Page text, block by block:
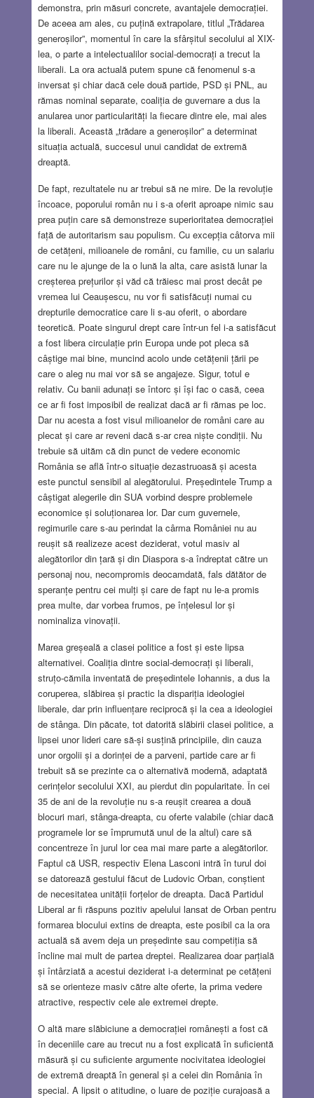
demonstra, prin măsuri concrete, avantajele democrației.
De aceea am ales, cu puțină extrapolare, titlul „Trădarea
generoșilor”, momentul în care la sfârșitul secolului al XIX-
lea, o parte a intelectualilor social-democrați a trecut la
liberali. La ora actuală putem spune că fenomenul s-a
inversat și chiar dacă cele două partide, PSD și PNL, au
rămas nominal separate, coaliția de guvernare a dus la
anularea unor particularități la fiecare dintre ele, mai ales
la liberali. Această „trădare a generoșilor” a determinat
situația actuală, succesul unui candidat de extremă
dreaptă.
De fapt, rezultatele nu ar trebui să ne mire. De la revoluție
încoace, poporului român nu i s-a oferit aproape nimic sau
prea puțin care să demonstreze superioritatea democrației
față de autoritarism sau populism. Cu excepția câtorva mii
de cetățeni, milioanele de români, cu familie, cu un salariu
care nu le ajunge de la o lună la alta, care asistă lunar la
creșterea prețurilor și văd că trăiesc mai prost decât pe
vremea lui Ceaușescu, nu vor fi satisfăcuți numai cu
drepturile democratice care li s-au oferit, o abordare
teoretică. Poate singurul drept care într-un fel i-a satisfăcut
a fost libera circulație prin Europa unde pot pleca să
câștige mai bine, muncind acolo unde cetățenii țării pe
care o aleg nu mai vor să se angajeze. Sigur, totul e
relativ. Cu banii adunați se întorc și își fac o casă, ceea
ce ar fi fost imposibil de realizat dacă ar fi rămas pe loc.
Dar nu acesta a fost visul milioanelor de români care au
plecat și care ar reveni dacă s-ar crea niște condiții. Nu
trebuie să uităm că din punct de vedere economic
România se află într-o situație dezastruoasă și acesta
este punctul sensibil al alegătorului. Președintele Trump a
câștigat alegerile din SUA vorbind despre problemele
economice și soluționarea lor. Dar cum guvernele,
regimurile care s-au perindat la cârma României nu au
reușit să realizeze acest deziderat, votul masiv al
alegătorilor din țară și din Diaspora s-a îndreptat către un
personaj nou, necompromis deocamdată, fals dătător de
speranțe pentru cei mulți și care de fapt nu le-a promis
prea multe, dar vorbea frumos, pe înțelesul lor și
nominaliza vinovații.
Marea greșeală a clasei politice a fost și este lipsa
alternativei. Coaliția dintre social-democrați și liberali,
struțo-cămila inventată de președintele Iohannis, a dus la
coruperea, slăbirea și practic la dispariția ideologiei
liberale, dar prin influențare reciprocă și la cea a ideologiei
de stânga. Din păcate, tot datorită slăbirii clasei politice, a
lipsei unor lideri care să-și susțină principiile, din cauza
unor orgolii și a dorinței de a parveni, partide care ar fi
trebuit să se prezinte ca o alternativă modernă, adaptată
cerințelor secolului XXI, au pierdut din popularitate. În cei
35 de ani de la revoluție nu s-a reușit crearea a două
blocuri mari, stânga-dreapta, cu oferte valabile (chiar dacă
programele lor se împrumută unul de la altul) care să
concentreze în jurul lor cea mai mare parte a alegătorilor.
Faptul că USR, respectiv Elena Lasconi intră în turul doi
se datorează gestului făcut de Ludovic Orban, conștient
de necesitatea unității forțelor de dreapta. Dacă Partidul
Liberal ar fi răspuns pozitiv apelului lansat de Orban pentru
formarea blocului extins de dreapta, este posibil ca la ora
actuală să avem deja un președinte sau competiția să
încline mai mult de partea dreptei. Realizarea doar parțială
și întârziată a acestui deziderat i-a determinat pe cetățeni
să se orienteze masiv către alte oferte, la prima vedere
atractive, respectiv cele ale extremei drepte.
O altă mare slăbiciune a democrației românești a fost că
în deceniile care au trecut nu a fost explicată în suficientă
măsură și cu suficiente argumente nocivitatea ideologiei
de extremă dreaptă în general și a celei din România în
special. A lipsit o atitudine, o luare de poziție curajoasă a